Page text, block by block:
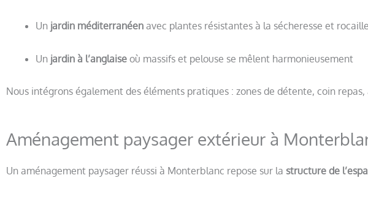
Un jardin méditerranéen avec plantes résistantes à la sécheresse et
Un jardin à l’anglaise où massifs et pelouse se mêlent harmonieusement
Nous intégrons également des éléments pratiques : zones de détente, coin
Aménagement paysager extérieur à
Un aménagement paysager réussi à Monterblanc repose sur la structure de